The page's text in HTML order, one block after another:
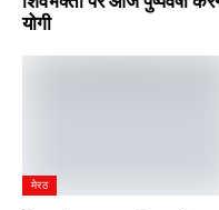
योगी
मेरठ